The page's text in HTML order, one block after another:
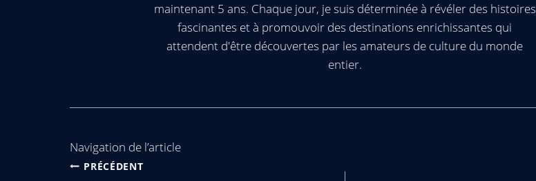
maintenant 5 ans. Chaque jour, je suis déterminée à révéler des histoires
fascinantes et à promouvoir des destinations enrichissantes qui
attendent d'être découvertes par les amateurs de culture du monde
entier.
Navigation de l’article
PRÉCÉDENT